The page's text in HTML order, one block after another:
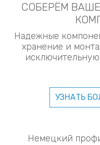
СОБЕРЁМ
Надежные
хранение и
УЗНАТЬ
Немецкий